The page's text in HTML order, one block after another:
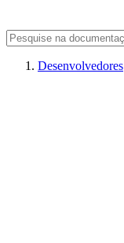
Desenvolvedores